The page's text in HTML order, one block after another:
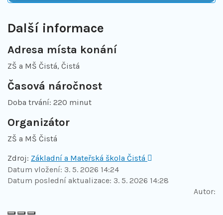
Další informace
Adresa místa konání
ZŠ a MŠ Čistá, Čistá
Časová náročnost
Doba trvání: 220 minut
Organizátor
ZŠ a MŠ Čistá
Zdroj: Základní a Mateřská škola Čistá
Datum vložení: 3. 5. 2026 14:24
Datum poslední aktualizace: 3. 5. 2026 14:28
Autor: